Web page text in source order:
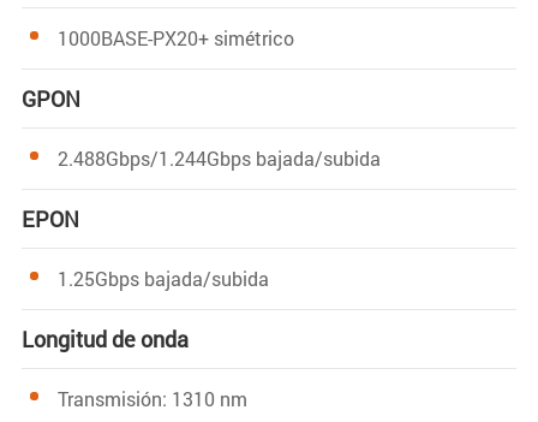
1000BASE-PX20+ simétrico
GPON
2.488Gbps/1.244Gbps bajada/subida
EPON
1.25Gbps bajada/subida
Longitud de onda
Transmisión: 1310 nm